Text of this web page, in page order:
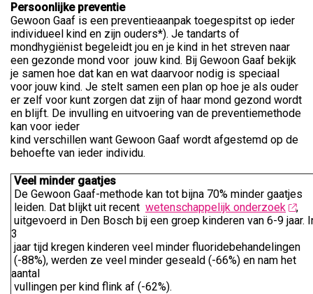
Persoonlijke preventie
Gewoon Gaaf is een preventieaanpak toegespitst op ieder
individueel kind en zijn ouders*). Je tandarts of
mondhygiënist begeleidt jou en je kind in het streven naar
een gezonde mond voor jouw kind. Bij Gewoon Gaaf bekijk
je samen hoe dat kan en wat daarvoor nodig is speciaal
voor jouw kind. Je stelt samen een plan op hoe je als ouder
er zelf voor kunt zorgen dat zijn of haar mond gezond wordt
en blijft. De invulling en uitvoering van de preventiemethode
kan voor ieder
kind verschillen want Gewoon Gaaf wordt afgestemd op de
behoefte van ieder individu.
Veel minder gaatjes
De Gewoon Gaaf-methode kan tot bijna 70% minder gaatjes
leiden. Dat blijkt uit recent wetenschappelijk onderzoek
,
uitgevoerd in Den Bosch bij een groep kinderen van 6-9 jaar.
3
jaar tijd kregen kinderen veel minder fluoridebehandelingen
(-88%), werden ze veel minder geseald (-66%) en nam het
aantal
vullingen per kind flink af (-62%).